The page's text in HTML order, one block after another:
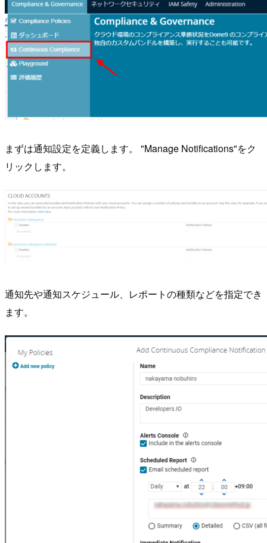
まずは通知設定を定義します。 "Manage Notifications"をク
リックします。
通知先や通知スケジュール、レポートの種類などを指定でき
ます。